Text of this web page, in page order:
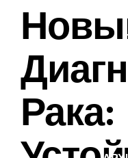
Рака: